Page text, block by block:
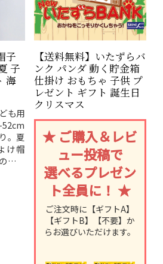
晴香
な
方に
。
ラ
ン
×
「恐竜おねえさん」生田晴香
氏も推奨。
恐竜好きなお子様だけでな
く、大人の恐竜ファンの方に
もお楽しみいただけます。
商品
名
恐竜の孵化 プテラ
ノドン
メー
カー
株式会社シャイン
サイ
W80 × H115 ×
D80mm
対象
年齢
6歳以上
使用
硬貨
100円玉専用
≪こんなシーンにおす
子
子
海
も用
52cm
。夏
け帽
出
【送料無料】いたずらバ
ンク パンダ 動く貯金箱
仕掛け おもちゃ 子供 プ
レゼント ギフト 誕生日
クリスマス
★ ご購入＆レビ
ュー投稿で
選べるプレゼン
ト全員に！ ★
ご注文時に【ギフトA】
【ギフトB】【不要】か
らお選びいただけます。